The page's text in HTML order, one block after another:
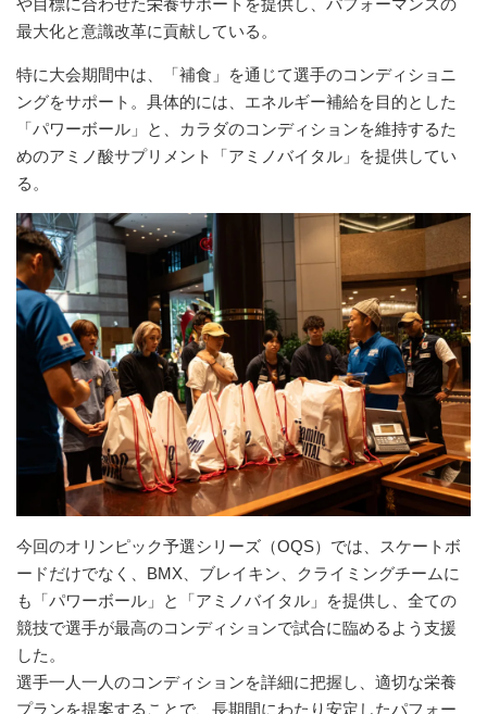
や目標に合わせた栄養サポートを提供し、パフォーマンスの
最大化と意識改革に貢献している。
特に大会期間中は、「補食」を通じて選手のコンディショニ
ングをサポート。具体的には、エネルギー補給を目的とした
「パワーボール」と、カラダのコンディションを維持するた
めのアミノ酸サプリメント「アミノバイタル」を提供してい
る。
今回のオリンピック予選シリーズ（OQS）では、スケートボ
ードだけでなく、BMX、ブレイキン、クライミングチームに
も「パワーボール」と「アミノバイタル」を提供し、全ての
競技で選手が最高のコンディションで試合に臨めるよう支援
した。
選手一人一人のコンディションを詳細に把握し、適切な栄養
プランを提案することで、長期間にわたり安定したパフォー